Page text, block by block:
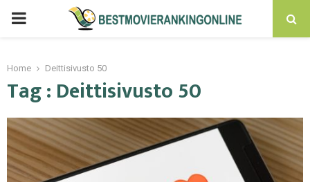
PRIMARY
Home Deittisivusto 50
Tag : Deittisivusto 50